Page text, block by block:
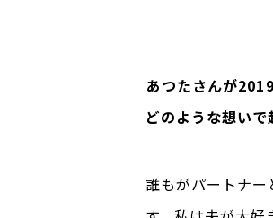
――あつたさんが
どのような想い
誰もがパートナ